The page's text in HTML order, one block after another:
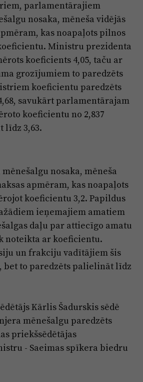
Par laikrakstu
Privātuma politika
Ētikas kodekss
Lietošanas noteikumi
Pārredzamības paziņojumi
Sludinājumi
parlamentārajiem
nosaka, mēneša vidējās
kas noapaļots pilnos
Ministru prezidenta
koeficients 4,05, taču ar
grozījumiem to paredzēts
koeficientu paredzēts
savukārt parlamentārajam
koeficientu no 2,837
līdz 3,63.
nosaka, mēneša
apmēram, kas noapaļots
koeficientu 3,2. Papildus
ieņemajiem amatiem
daļu par attiecīgo amatu
noteikta ar koeficientu.
un frakciju vadītājiem šis
bet to paredzēts palielināt līdz
Kārlis Šadurskis sēdē
mēnešalgu paredzēts
priekšsēdētājas
- Saeimas spīkera biedru